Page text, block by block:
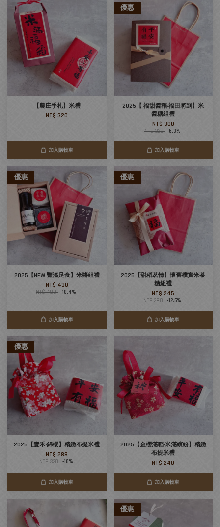
【農庄手札】米禮
NT$ 320
加入購物車
優惠
2025【 福甜醬稻‧福田將到】米
醬糖組禮
NT$ 300
NT$ 320 -6.3%
加入購物車
優惠
2025【NEW 豐溢足食】米醬組禮
NT$ 430
NT$ 480 -10.4%
加入購物車
優惠
2025【甜稻茗情】懷舊樸實米茶
糖組禮
NT$ 245
NT$ 280 -12.5%
加入購物車
優惠
2025【豐禾‧錦櫻】精緻布提米禮
NT$ 288
NT$ 320 -10%
加入購物車
2025【金櫻滿稻‧米滿繽紛】精緻
布提米禮
NT$ 240
加入購物車
優惠